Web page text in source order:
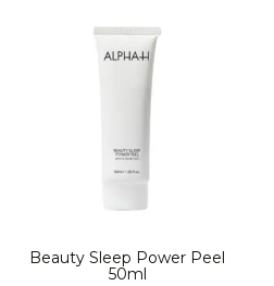
Beauty Sleep Power Peel
50ml